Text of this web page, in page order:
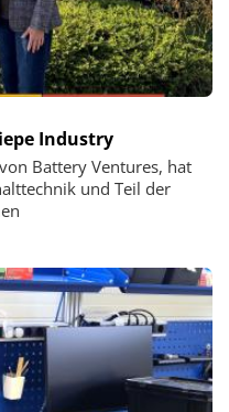
Industry
Battery Ventures, hat
und Teil der